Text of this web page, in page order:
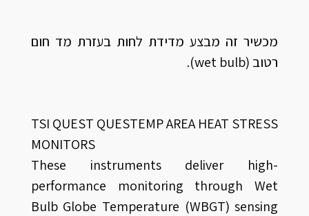
מכשיר זה מבצע מדידת לחות בעזרת מד חום
רטוב (wet bulb).
TSI QUEST QUESTEMP AREA HEAT STRESS
MONITORS
These instruments deliver high-
performance monitoring through Wet
Bulb Globe Temperature (WBGT) sensing